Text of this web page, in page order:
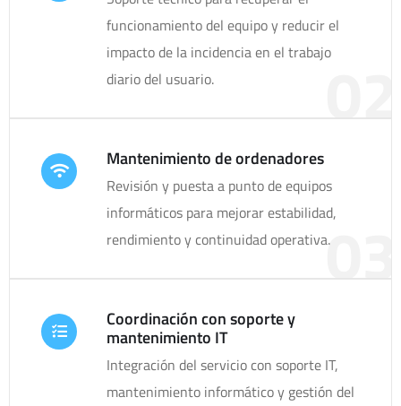
02
funcionamiento del equipo y reducir el
impacto de la incidencia en el trabajo
diario del usuario.
03
Mantenimiento de ordenadores
Revisión y puesta a punto de equipos
informáticos para mejorar estabilidad,
rendimiento y continuidad operativa.
Coordinación con soporte y
mantenimiento IT
Integración del servicio con soporte IT,
mantenimiento informático y gestión del